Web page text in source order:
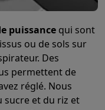
Bluetooth avec des éco-
avec des éco-
chèques
vieux électro
puissance qui sont
ou de sols sur
Des
permettent de
réglé. Nous
sucre et du riz et